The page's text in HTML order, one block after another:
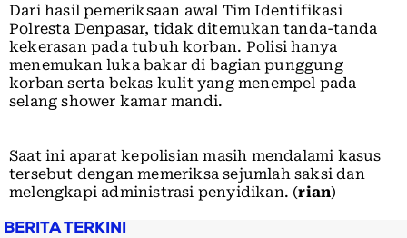
Dari hasil pemeriksaan awal Tim Identifikasi
Polresta Denpasar, tidak ditemukan tanda-tanda
kekerasan pada tubuh korban. Polisi hanya
menemukan luka bakar di bagian punggung
korban serta bekas kulit yang menempel pada
selang shower kamar mandi.
Saat ini aparat kepolisian masih mendalami kasus
tersebut dengan memeriksa sejumlah saksi dan
melengkapi administrasi penyidikan. (rian)
BERITA TERKINI